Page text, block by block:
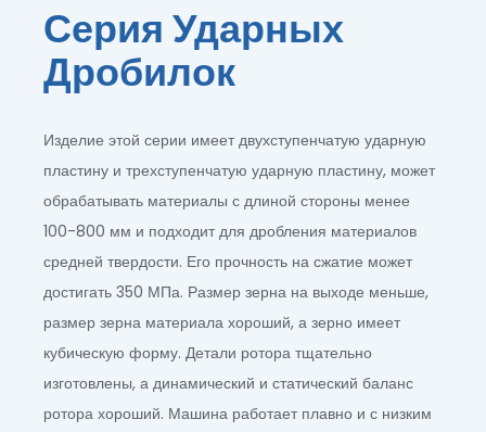
Серия Ударных
Дробилок
Изделие этой серии имеет двухступенчатую ударную
пластину и трехступенчатую ударную пластину, может
обрабатывать материалы с длиной стороны менее
100-800 мм и подходит для дробления материалов
средней твердости. Его прочность на сжатие может
достигать 350 МПа. Размер зерна на выходе меньше,
размер зерна материала хороший, а зерно имеет
кубическую форму. Детали ротора тщательно
изготовлены, а динамический и статический баланс
ротора хороший. Машина работает плавно и с низким